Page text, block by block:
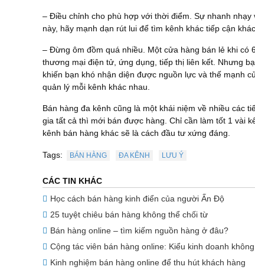
– Điều chỉnh cho phù hợp với thời điểm. Sự nhanh
này, hãy mạnh dạn rút lui để tìm kênh khác tiếp cận
– Đừng ôm đồm quá nhiều. Một cửa hàng bán lẻ khi có
thương mại điện tử, ứng dụng, tiếp thị liên kết. Nhưng
khiến bạn khó nhận diện được nguồn lực và thế mạnh
quản lý mỗi kênh khác nhau.
Bán hàng đa kênh cũng là một khái niệm về nhiều các
gia tất cả thì mới bán được hàng. Chỉ cần làm tốt 1 vài
kênh bán hàng khác sẽ là cách đầu tư xứng đáng.
Tags: BÁN HÀNG ĐA KÊNH LƯU Ý
CÁC TIN KHÁC
Học cách bán hàng kinh điển của người Ấn Độ
25 tuyệt chiêu bán hàng không thể chối từ
Bán hàng online – tìm kiếm nguồn hàng ở đâu?
Cộng tác viên bán hàng online: Kiểu kinh doanh
Kinh nghiệm bán hàng online để thu hút khách hàng